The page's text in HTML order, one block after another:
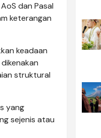
dan Pasal
keterangan
keadaan
struktural
yang
sejenis atau